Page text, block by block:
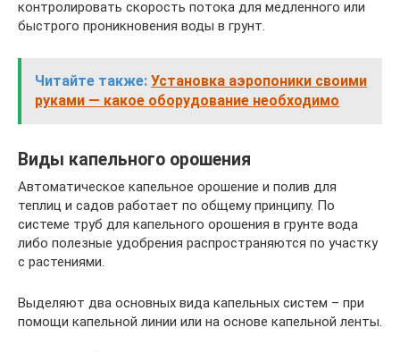
контролировать скорость потока для медленного или
быстрого проникновения воды в грунт.
Читайте также: Установка аэропоники своими
руками — какое оборудование необходимо
Виды капельного орошения
Автоматическое капельное орошение и полив для
теплиц и садов работает по общему принципу. По
системе труб для капельного орошения в грунте вода
либо полезные удобрения распространяются по участку
с растениями.
Выделяют два основных вида капельных систем – при
помощи капельной линии или на основе капельной ленты.